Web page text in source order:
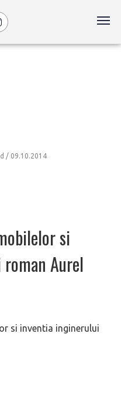
/ 09.10.2014
si
Aurel